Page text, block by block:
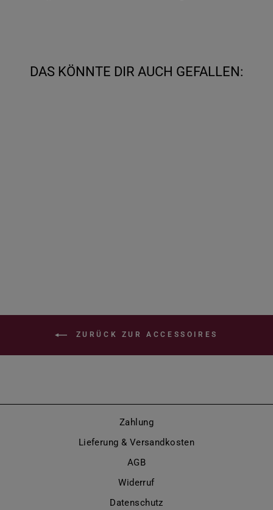
DAS KÖNNTE DIR AUCH GEFALLEN:
ZURÜCK ZUR ACCESSOIRES
Zahlung
Lieferung & Versandkosten
AGB
Widerruf
Datenschutz